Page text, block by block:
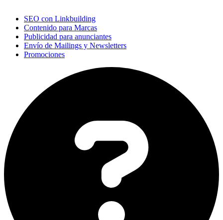
SEO con Linkbuilding
Contenido para Marcas
Publicidad para anunciantes
Envío de Mailings y Newsletters
Promociones